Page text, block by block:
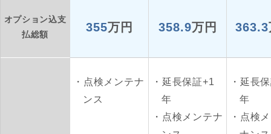
オプション込支
払総額
355万円 358.9万円 363.3
点検メンテナ
ンス
延長保証+1
年
点検メンテナ
延長
年
点検